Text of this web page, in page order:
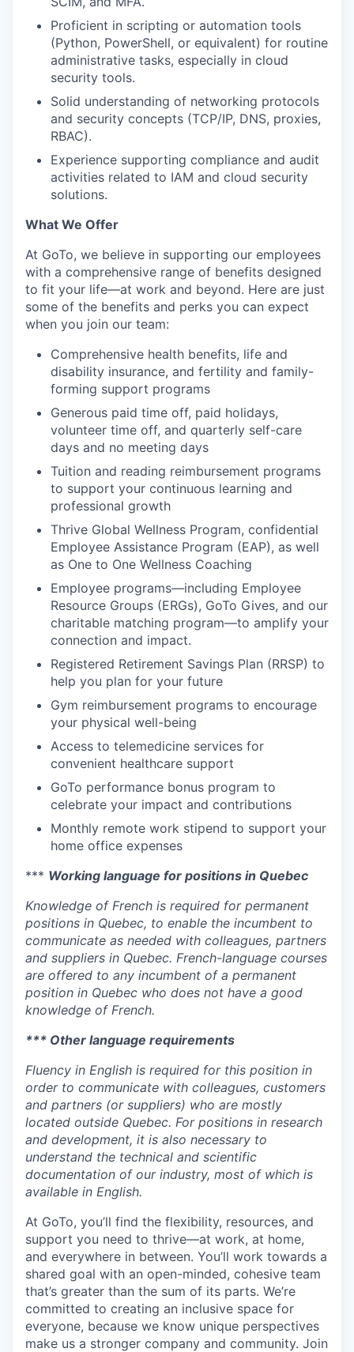
Proficient in scripting or automation tools
(Python, PowerShell, or equivalent) for routine
administrative tasks, especially in cloud
security tools.
Solid understanding of networking protocols
and security concepts (TCP/IP, DNS, proxies,
RBAC).
Experience supporting compliance and audit
activities related to IAM and cloud security
solutions.
What We Offer
At GoTo, we believe in supporting our employees
with a comprehensive range of benefits designed
to fit your life—at work and beyond. Here are just
some of the benefits and perks you can expect
when you join our team:
Comprehensive health benefits, life and
disability insurance, and fertility and family-
forming support programs
Generous paid time off, paid holidays,
volunteer time off, and quarterly self-care
days and no meeting days
Tuition and reading reimbursement programs
to support your continuous learning and
professional growth
Thrive Global Wellness Program, confidential
Employee Assistance Program (EAP), as well
as One to One Wellness Coaching
Employee programs—including Employee
Resource Groups (ERGs), GoTo Gives, and our
charitable matching program—to amplify your
connection and impact.
Registered Retirement Savings Plan (RRSP) to
help you plan for your future
Gym reimbursement programs to encourage
your physical well-being
Access to telemedicine services for
convenient healthcare support
GoTo performance bonus program to
celebrate your impact and contributions
Monthly remote work stipend to support your
home office expenses
*** Working language for positions in Quebec
Knowledge of French is required for permanent
positions in Quebec, to enable the incumbent to
communicate as needed with colleagues, partners
and suppliers in Quebec. French-language courses
are offered to any incumbent of a permanent
position in Quebec who does not have a good
knowledge of French.
*** Other language requirements
Fluency in English is required for this position in
order to communicate with colleagues, customers
and partners (or suppliers) who are mostly
located outside Quebec. For positions in research
and development, it is also necessary to
understand the technical and scientific
documentation of our industry, most of which is
available in English.
At GoTo, you’ll find the flexibility, resources, and
support you need to thrive—at work, at home,
and everywhere in between. You’ll work towards a
shared goal with an open-minded, cohesive team
that’s greater than the sum of its parts. We’re
committed to creating an inclusive space for
everyone, because we know unique perspectives
make us a stronger company and community. Join